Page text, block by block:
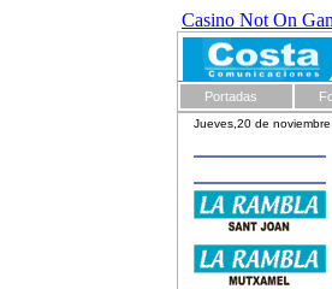
Casino Not On
Portadas
Jueves,20 de noviembre